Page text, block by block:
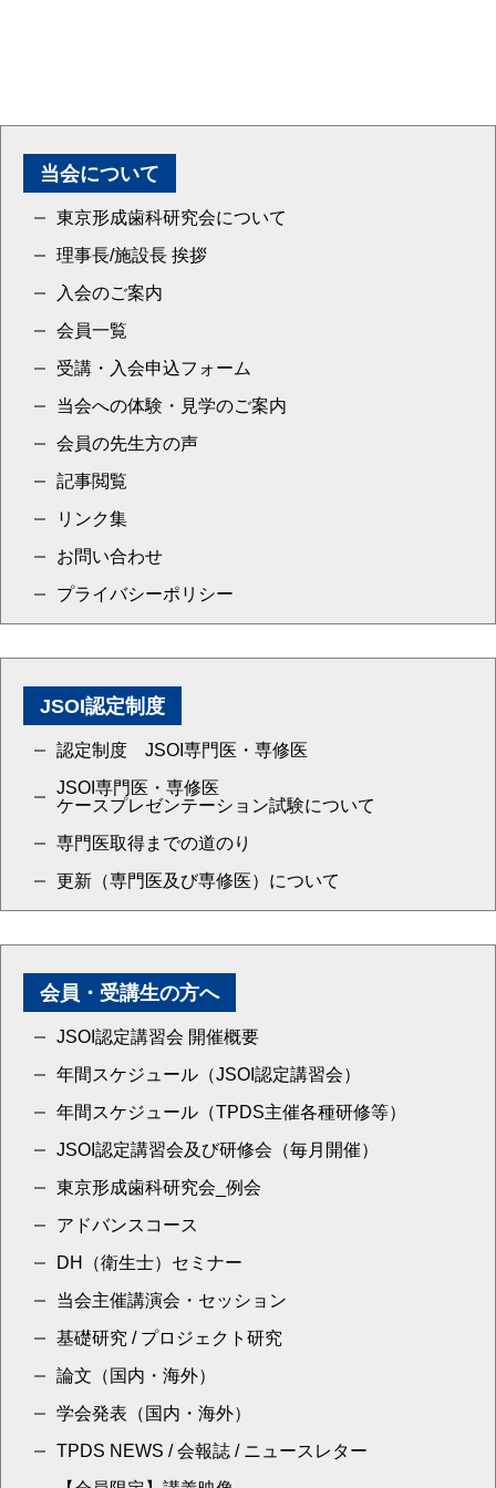
当会について
東京形成歯科研究会について
理事長/施設長 挨拶
入会のご案内
会員一覧
受講・入会申込フォーム
当会への体験・見学のご案内
会員の先生方の声
記事閲覧
リンク集
お問い合わせ
プライバシーポリシー
JSOI認定制度
認定制度 JSOI専門医・専修医
JSOI専門医・専修医
ケースプレゼンテーション試験について
専門医取得までの道のり
更新（専門医及び専修医）について
会員・受講生の方へ
JSOI認定講習会 開催概要
年間スケジュール（JSOI認定講習会）
年間スケジュール（TPDS主催各種研修等）
JSOI認定講習会及び研修会（毎月開催）
東京形成歯科研究会_例会
アドバンスコース
DH（衛生士）セミナー
当会主催講演会・セッション
基礎研究 / プロジェクト研究
論文（国内・海外）
学会発表（国内・海外）
TPDS NEWS / 会報誌 / ニュースレター